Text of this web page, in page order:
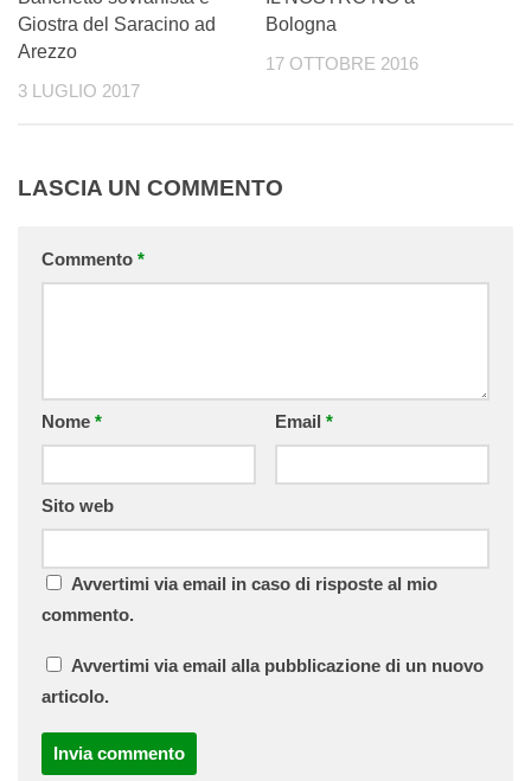
Giostra del Saracino ad
Arezzo
3 LUGLIO 2017
Bologna
17 OTTOBRE 2016
LASCIA UN COMMENTO
Commento *
Nome * Email *
Sito web
Avvertimi via email in caso di risposte al mio
commento.
Avvertimi via email alla pubblicazione di un nuovo
articolo.